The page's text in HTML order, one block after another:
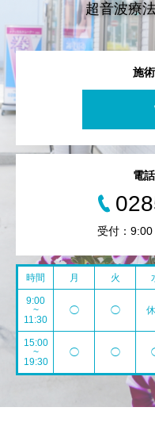
超音波療
施
電
受付：
時間 月 火
9:00
~
11:30
◯ ◯
15:00
~
19:30
◯ ◯